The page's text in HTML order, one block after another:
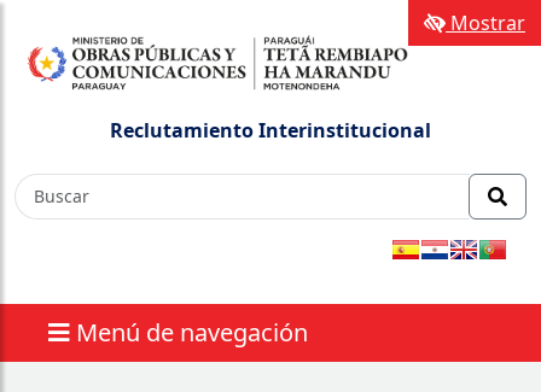
Reclutamiento Interinstitucional
Menú de navegación
Mostrar